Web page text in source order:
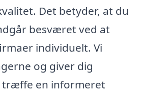
Det betyder, at du
besværet ved at
individuelt. Vi
og giver dig
træffe en informeret